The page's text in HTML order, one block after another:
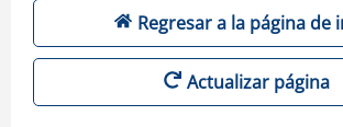
Regresar a la página de
Actualizar página